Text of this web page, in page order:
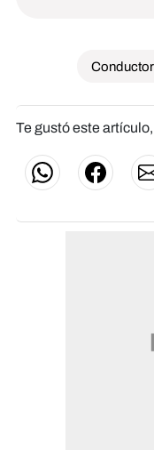
Te gustó este